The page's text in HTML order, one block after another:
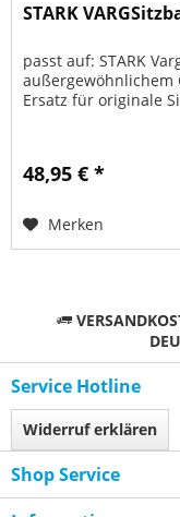
STARK
passt auf: STARK
außergewöhnlichem
Ersatz für originale
48,95 € *
Merken
Service Hotline
Widerruf erklären
Shop Service